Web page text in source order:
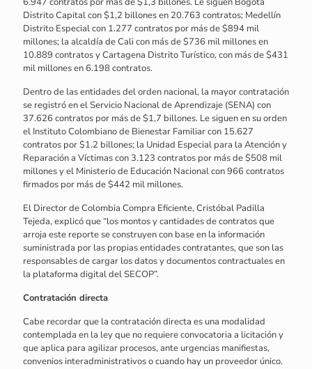
Distrito Capital con $1,2 billones en 20.763 contratos; Medellín
Distrito Especial con 1.277 contratos por más de $894 mil
millones; la alcaldía de Cali con más de $736 mil millones en
10.889 contratos y Cartagena Distrito Turístico, con más de $431
mil millones en 6.198 contratos.
Dentro de las entidades del orden nacional, la mayor contratación
se registró en el Servicio Nacional de Aprendizaje (SENA) con
37.626 contratos por más de $1,7 billones. Le siguen en su orden
el Instituto Colombiano de Bienestar Familiar con 15.627
contratos por $1.2 billones; la Unidad Especial para la Atención y
Reparación a Víctimas con 3.123 contratos por más de $508 mil
millones y el Ministerio de Educación Nacional con 966 contratos
firmados por más de $442 mil millones.
El Director de Colombia Compra Eficiente, Cristóbal Padilla
Tejeda, explicó que “los montos y cantidades de contratos que
arroja este reporte se construyen con base en la información
suministrada por las propias entidades contratantes, que son las
responsables de cargar los datos y documentos contractuales en
la plataforma digital del SECOP”.
Contratación directa
Cabe recordar que la contratación directa es una modalidad
contemplada en la ley que no requiere convocatoria a licitación y
que aplica para agilizar procesos, ante urgencias manifiestas,
convenios interadministrativos o cuando hay un proveedor único.